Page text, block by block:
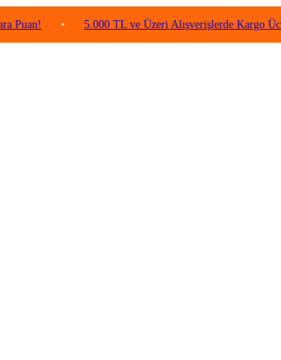
• 5.000 TL ve Üzeri Alışverişlerde Kargo Ücretsiz!